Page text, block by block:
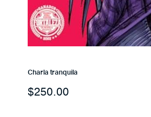
Charla tranquila
$250.00